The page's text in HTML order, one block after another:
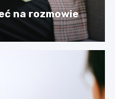
na rozmowie